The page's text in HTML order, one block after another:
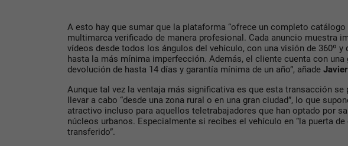
A esto hay que sumar que la plataforma “ofrece un completo catálogo
multimarca verificado de manera profesional. Cada anuncio muestra
vídeos desde todos los ángulos del vehículo, con una visión de 360º y
hasta la más mínima imperfección. Además, el cliente cuenta con una
devolución de hasta 14 días y garantía mínima de un año”, añade Javier
Aunque tal vez la ventaja más significativa es que esta transacción se
llevar a cabo “desde una zona rural o en una gran ciudad”, lo que
atractivo incluso para aquellos teletrabajadores que han optado por
núcleos urbanos. Especialmente si recibes el vehículo en “la puerta de
transferido”.